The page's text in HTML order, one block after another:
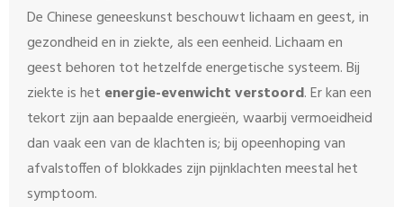
De Chinese geneeskunst beschouwt lichaam en geest, in
gezondheid en in ziekte, als een eenheid. Lichaam en
geest behoren tot hetzelfde energetische systeem. Bij
ziekte is het energie-evenwicht verstoord. Er kan een
tekort zijn aan bepaalde energieën, waarbij vermoeidheid
dan vaak een van de klachten is; bij opeenhoping van
afvalstoffen of blokkades zijn pijnklachten meestal het
symptoom.